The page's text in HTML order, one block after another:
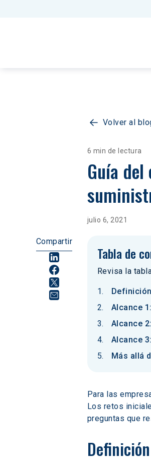
Volver al
6 min de lectura
Guía
julio 6, 2021
Compartir
Tabla de
Revisa la
Alcance
Alcance
Alcance
Más allá
Para las
Los retos
preguntas que